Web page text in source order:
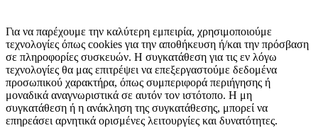
Για να παρέχουμε την καλύτερη εμπειρία, χρησιμοποιούμε
τεχνολογίες όπως cookies για την αποθήκευση ή/και την πρόσβαση
σε πληροφορίες συσκευών. Η συγκατάθεση για τις εν λόγω
τεχνολογίες θα μας επιτρέψει να επεξεργαστούμε δεδομένα
προσωπικού χαρακτήρα, όπως συμπεριφορά περιήγησης ή
μοναδικά αναγνωριστικά σε αυτόν τον ιστότοπο. Η μη
συγκατάθεση ή η ανάκληση της συγκατάθεσης, μπορεί να
επηρεάσει αρνητικά ορισμένες λειτουργίες και δυνατότητες.